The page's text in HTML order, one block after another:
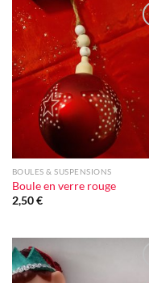
BOULES & SUSPENSIONS
Boule en verre rouge
2,50€